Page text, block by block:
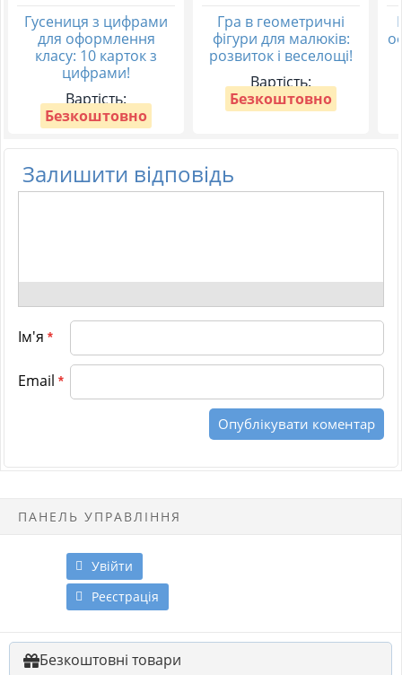
Гусениця з цифрами
для оформлення
класу: 10 карток з
цифрами!
Вартість:
Безкоштовно
Гра в геометричні
фігури для малюків:
розвиток і веселощі!
Вартість:
Безкоштовно
Залишити відповідь
Ім'я *
Email *
ПАНЕЛЬ УПРАВЛІННЯ
Увійти
Реєстрація
Безкоштовні товари